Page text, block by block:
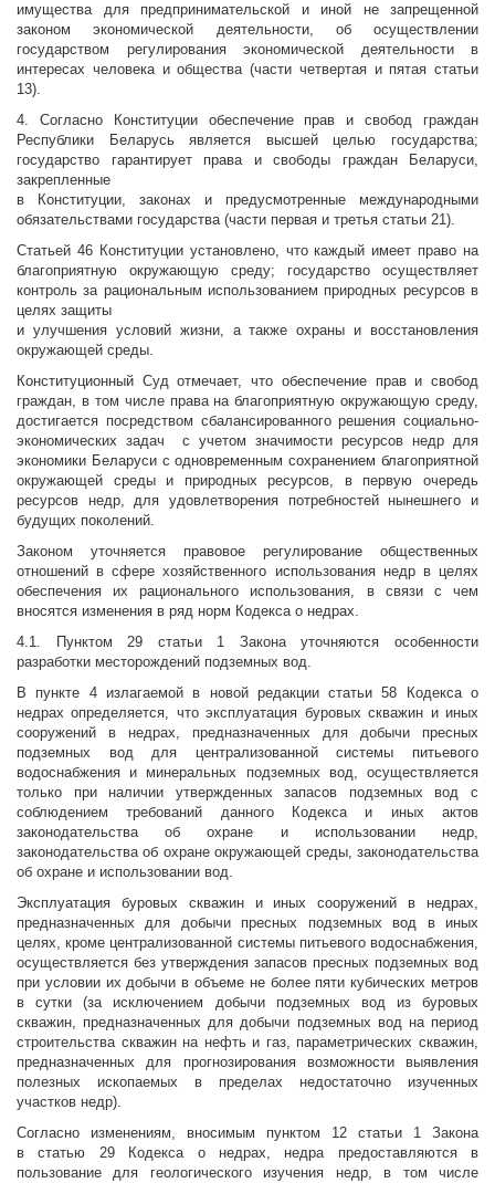
имущества для предпринимательской и иной не запрещенной
законом экономической деятельности, об осуществлении
государством регулирования экономической деятельности в
интересах человека и общества (части четвертая и пятая статьи
13).
4. Согласно Конституции обеспечение прав и свобод граждан
Республики Беларусь является высшей целью государства;
государство гарантирует права и свободы граждан Беларуси,
закрепленные
в Конституции, законах и предусмотренные международными
обязательствами государства (части первая и третья статьи 21).
Статьей 46 Конституции установлено, что каждый имеет право на
благоприятную окружающую среду; государство осуществляет
контроль за рациональным использованием природных ресурсов в
целях защиты
и улучшения условий жизни, а также охраны и восстановления
окружающей среды.
Конституционный Суд отмечает, что обеспечение прав и свобод
граждан, в том числе права на благоприятную окружающую среду,
достигается посредством сбалансированного решения социально-
экономических задач с учетом значимости ресурсов недр для
экономики Беларуси с одновременным сохранением благоприятной
окружающей среды и природных ресурсов, в первую очередь
ресурсов недр, для удовлетворения потребностей нынешнего и
будущих поколений.
Законом уточняется правовое регулирование общественных
отношений в сфере хозяйственного использования недр в целях
обеспечения их рационального использования, в связи с чем
вносятся изменения в ряд норм Кодекса о недрах.
4.1. Пунктом 29 статьи 1 Закона уточняются особенности
разработки месторождений подземных вод.
В пункте 4 излагаемой в новой редакции статьи 58 Кодекса о
недрах определяется, что эксплуатация буровых скважин и иных
сооружений в недрах, предназначенных для добычи пресных
подземных вод для централизованной системы питьевого
водоснабжения и минеральных подземных вод, осуществляется
только при наличии утвержденных запасов подземных вод с
соблюдением требований данного Кодекса и иных актов
законодательства об охране и использовании недр,
законодательства об охране окружающей среды, законодательства
об охране и использовании вод.
Эксплуатация буровых скважин и иных сооружений в недрах,
предназначенных для добычи пресных подземных вод в иных
целях, кроме централизованной системы питьевого водоснабжения,
осуществляется без утверждения запасов пресных подземных вод
при условии их добычи в объеме не более пяти кубических метров
в сутки (за исключением добычи подземных вод из буровых
скважин, предназначенных для добычи подземных вод на период
строительства скважин на нефть и газ, параметрических скважин,
предназначенных для прогнозирования возможности выявления
полезных ископаемых в пределах недостаточно изученных
участков недр).
Согласно изменениям, вносимым пунктом 12 статьи 1 Закона
в статью 29 Кодекса о недрах, недра предоставляются в
пользование для геологического изучения недр, в том числе